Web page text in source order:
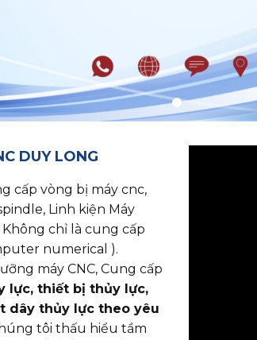
DUY LONG
cấp vòng bị máy cnc,
Linh kiện Máy
chỉ là cung cấp
numerical ).
máy CNC, Cung cấp
lực, thiết bị thủy lực,
dây thủy lực theo yêu
tôi thấu hiểu tầm